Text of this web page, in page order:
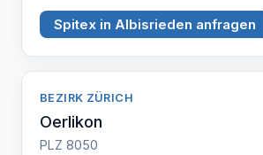
Spitex in Albisrieden anfragen
BEZIRK ZÜRICH
Oerlikon
PLZ 8050